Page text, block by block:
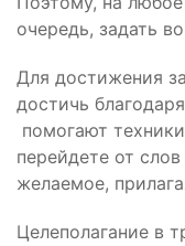
очередь, задать
Для достижения
достичь
помогают
перейдете от
желаемое,
Целеполагание в